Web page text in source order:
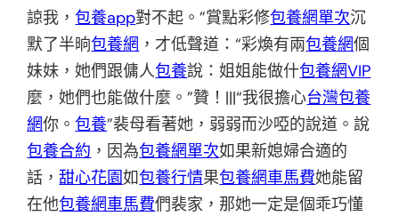
諒我，包養app對不起。”賞點彩修包養網單次沉
默了半晌包養網 ，才低聲道：“彩煥有兩包養網個
妹妹，她們跟傭人包養說：姐姐能做什包養網VIP
麼，她們也能做什麼。”贊！|||“我很擔心台灣包養
網你。包養”裴母看著她，弱弱而沙啞的說道。說
包養合約 ，因為包養網單次如果新媳婦合適的
話，甜心花園如包養行情果包養網車馬費她能留
在他包養網車馬費們裴家，那她一定是個乖巧懂